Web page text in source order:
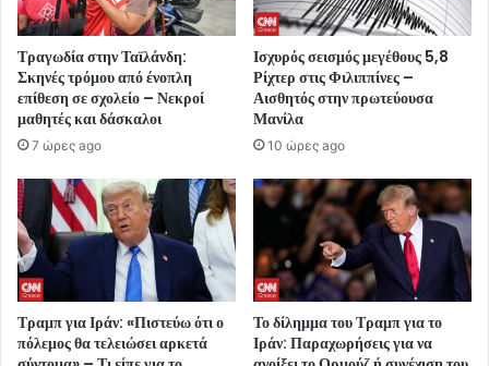
Τραγωδία στην Ταϊλάνδη:
Σκηνές τρόμου από ένοπλη
επίθεση σε σχολείο – Νεκροί
μαθητές και δάσκαλοι
7 ώρες ago
Ισχυρός σεισμός μεγέθους 5,8
Ρίχτερ στις Φιλιππίνες –
Αισθητός στην πρωτεύουσα
Μανίλα
10 ώρες ago
Τραμπ για Ιράν: «Πιστεύω ότι ο
πόλεμος θα τελειώσει αρκετά
Το δίλημμα του Τραμπ για το
Ιράν: Παραχωρήσεις για να